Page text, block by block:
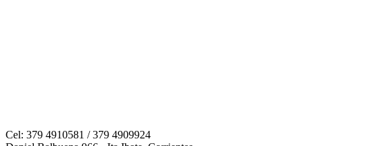
Cel: 379 4910581 / 379 4909924